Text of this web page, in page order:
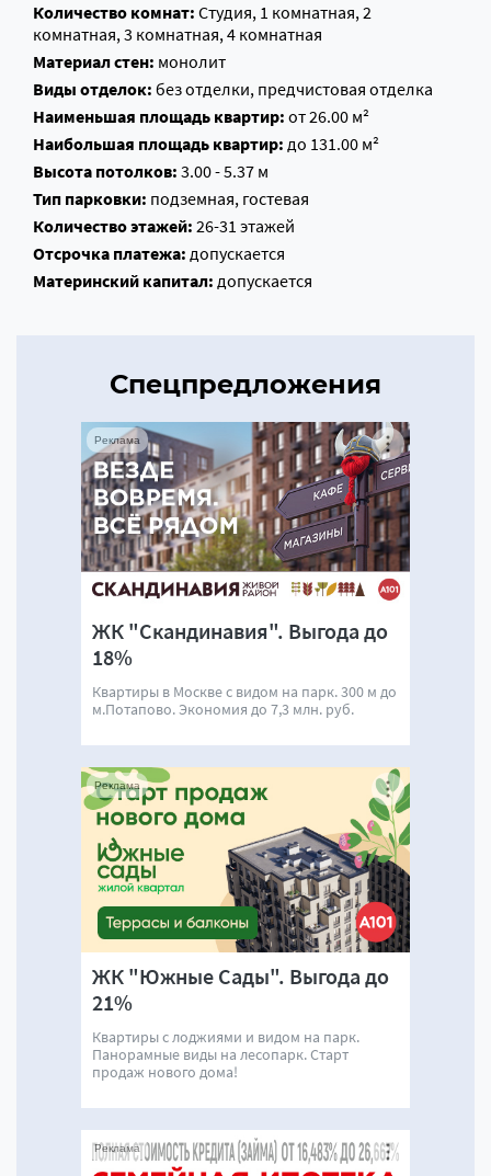
Количество комнат: Студия, 1 комнатная, 2
комнатная, 3 комнатная, 4 комнатная
Материал стен: монолит
Виды отделок: без отделки, предчистовая отделка
Наименьшая площадь квартир: от 26.00 м²
Наибольшая площадь квартир: до 131.00 м²
Высота потолков: 3.00 - 5.37 м
Тип парковки: подземная, гостевая
Количество этажей: 26-31 этажей
Отсрочка платежа: допускается
Материнский капитал: допускается
Спецпредложения
ЖК "Скандинавия". Выгода до
18%
Квартиры в Москве с видом на парк. 300 м до
м.Потапово. Экономия до 7,3 млн. руб.
Реклама
ЖК "Южные Сады". Выгода до
21%
Квартиры с лоджиями и видом на парк.
Панорамные виды на лесопарк. Старт
продаж нового дома!
Реклама
Реклама